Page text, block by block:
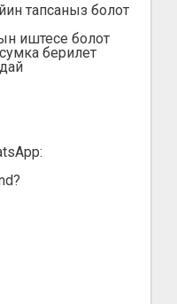
тапсаныз болот
иштесе болот
берилет